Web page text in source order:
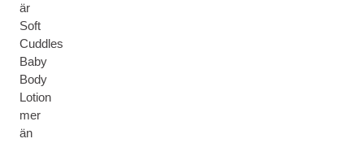
är
Soft
Cuddles
Baby
Body
Lotion
mer
än